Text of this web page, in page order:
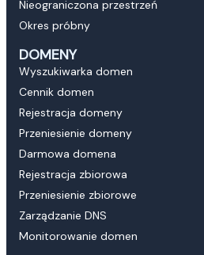
Nieograniczona przestrzeń
Okres próbny
DOMENY
Wyszukiwarka domen
Cennik domen
Rejestracja domeny
Przeniesienie domeny
Darmowa domena
Rejestracja zbiorowa
Przeniesienie zbiorowe
Zarządzanie DNS
Monitorowanie domen